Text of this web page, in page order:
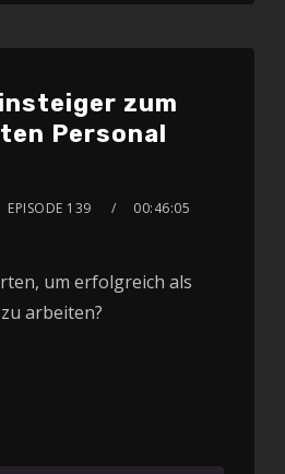
zum
Personal
EPISODE 139
00:46:05
um erfolgreich als
arbeiten?